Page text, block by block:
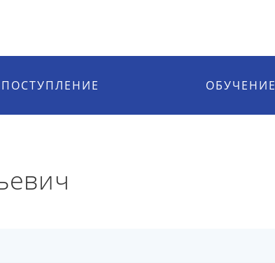
ПОСТУПЛЕНИЕ ОБУЧЕНИЕ